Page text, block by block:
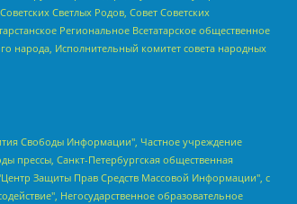
Светлых Родов, Совет Советских
Региональное Всетатарское общественное
народа, Исполнительный комитет совета народных
Тимофеевич, Дубровский Дмитрий Викторович, Красноярская региональная общественная организация поддержки и развития альтернативных образовательных технологий и межкультурных коммуникаций "ИНТЕРРА", Маяковская Екатерина Алексеевна, Фейгин Марк Захарович, Филимонов Андрей Викторович, Дзугкоева Регина Николаевна, Доброхотов Роман Александрович, Дудь Юрий Александрович, Елкин Сергей Владимирович, Кругликов Кирилл Игоревич, Сабунаева Мария Леонидовна, Семенов Алексей Владимирович, Шаинян Карен Багратович, Шульман Екатерина Михайловна, Асафьев Артур Валерьевич, Вахштайн Виктор Семенович, Венедиктов Алексей Алексеевич, Лушникова Екатерина Евгеньевна, Волков Леонид Михайлович, Невзоров Александр Глебович, Пархоменко Сергей Борисович, Сироткин Ярослав Николаевич, Кара-Мурза Владимир Владимирович, Баранова Наталья Владимировна, Гозман Леонид Яковлевич, Кагарлицкий Борис Юльевич, Климарев Михаил Валерьевич, Милов Владимир Станиславович, Автономная некоммерческая организация Краснодарский центр современного искусства "Типография", Моргенштерн Алишер Тагирович, Соболь Любовь Эдуардовна, Общество с ограниченной ответственностью "ЛИЗА НОРМ", Каспаров Гарри Кимович, Ходорковский Михаил Борисович, Общество с ограниченной ответственностью "Апрельские тезисы", Данилович Ирина Брониславовна, Кашин Олег Владимирович, Петров Николай Владимирович, Пивоваров Алексей Владимирович, Соколов Михаил Владимирович, Цветкова Юлия Владимировна, Чичваркин Евгений Александрович, Комитет против пыток/Команда против пыток, Общество с ограниченной ответственностью "Первый научный", Общество с ограниченной ответственностью "Вертолет и ко", Белоцерковская Вероника Борисовна, Кац Максим Евгеньевич, Лазарева Татьяна Юрьевна, Шаведдинов Руслан Табризович, Яшин Илья Валерьевич, Общество с ограниченной ответственностью "Иноагент ААВ", Алешковский Дмитрий Петрович, Альбац Евгения Марковна, Быков Дмитрий Львович, Галямина Юлия Евгеньевна, Лойко Сергей Леонидович, Мартынов Кирилл Константинович, Медведев Сергей Александрович, Крашенинников Федор Геннадиевич, Гордеева Катерина Вл